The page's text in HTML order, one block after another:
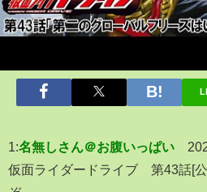
1:名無しさん＠お腹いっぱい
仮面ライダードライブ 第43話[